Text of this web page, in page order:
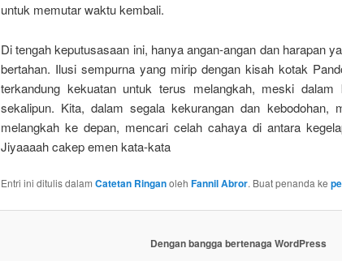
untuk memutar waktu kembali.
Di tengah keputusasaan ini, hanya angan-angan dan harapan
bertahan. Ilusi sempurna yang mirip dengan kisah kotak
terkandung kekuatan untuk terus melangkah, meski dalam
sekalipun. Kita, dalam segala kekurangan dan kebodohan,
melangkah ke depan, mencari celah cahaya di antara
Jiyaaaah cakep emen kata-kata
Entri ini ditulis dalam Catetan Ringanoleh Fannil Abror. Buat penanda ke
Dengan bangga bertenaga WordPress